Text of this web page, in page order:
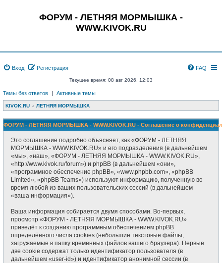
ФОРУМ - ЛЕТНЯЯ МОРМЫШКА -
WWW.KIVOK.RU
Вход Регистрация FAQ
Текущее время: 08 авг 2026, 12:03
Темы без ответов | Активные темы
KIVOK.RU ЛЕТНЯЯ МОРМЫШКА
ФОРУМ - ЛЕТНЯЯ МОРМЫШКА - WWW.KIVOK.RU - Соглашение о
Это соглашение подробно объясняет, как «ФОРУМ - ЛЕТНЯЯ
МОРМЫШКА - WWW.KIVOK.RU» и его подразделения (в дальнейшем
«мы», «наш», «ФОРУМ - ЛЕТНЯЯ МОРМЫШКА - WWW.KIVOK.RU»,
«http://www.kivok.ru/forum») и phpBB (в дальнейшем «они»,
«программное обеспечение phpBB», «www.phpbb.com», «phpBB
Limited», «phpBB Teams») используют информацию, полученную во
время любой из ваших пользовательских сессий (в дальнейшем
«ваша информация»).
Ваша информация собирается двумя способами. Во-первых,
просмотр «ФОРУМ - ЛЕТНЯЯ МОРМЫШКА - WWW.KIVOK.RU»
приведёт к созданию программным обеспечением phpBB
определённого числа cookies (небольшие текстовые файлы,
загружаемые в папку временных файлов вашего браузера). Первые
две cookie содержат только идентификатор пользователя (в
дальнейшем «user-id») и идентификатор анонимной сессии (в